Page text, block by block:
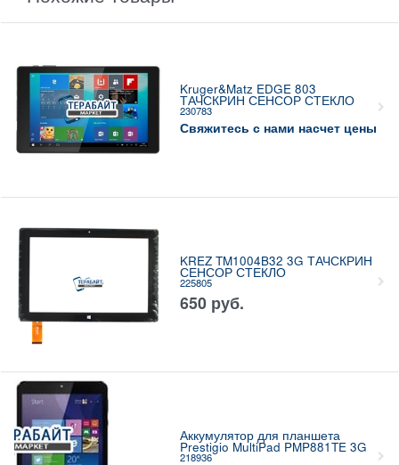
Kruger&Matz EDGE 803
ТАЧСКРИН СЕНСОР СТЕКЛО
230783
Свяжитесь с нами насчет цены
KREZ TM1004B32 3G ТАЧСКРИН
СЕНСОР СТЕКЛО
225805
650 руб.
Аккумулятор для планшета
Prestigio MultiPad PMP881TE 3G
218936